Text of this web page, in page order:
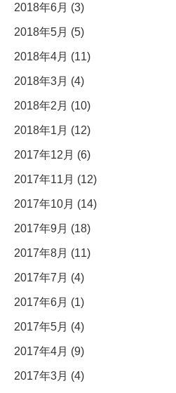
2018年6月 (3)
2018年5月 (5)
2018年4月 (11)
2018年3月 (4)
2018年2月 (10)
2018年1月 (12)
2017年12月 (6)
2017年11月 (12)
2017年10月 (14)
2017年9月 (18)
2017年8月 (11)
2017年7月 (4)
2017年6月 (1)
2017年5月 (4)
2017年4月 (9)
2017年3月 (4)